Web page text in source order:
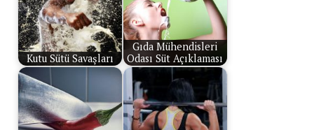
Kutu Sütü Savaşları
Gıda Mühendisleri
Odası Süt Açıklaması